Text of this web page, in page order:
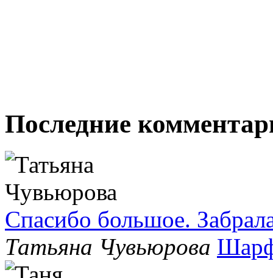
Последние
Спасибо большое.
Татьяна Чувьюрова